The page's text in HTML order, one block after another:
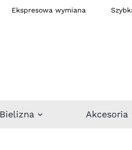
Ekspresowa wymiana
Bielizna Akcesoria